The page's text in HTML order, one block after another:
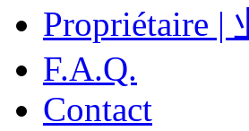
Propriétaire |
F.A.Q.
Contact